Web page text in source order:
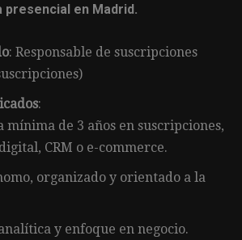
presencial en Madrid.
: Responsable de suscripciones
:
mínima de 3 años en suscripciones,
CRM o e-commerce.
organizado y orientado a la
y enfoque en negocio.